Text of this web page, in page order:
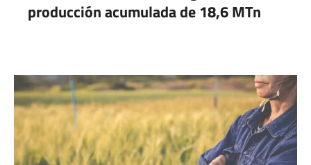
producción acumulada de 18,6 MTn